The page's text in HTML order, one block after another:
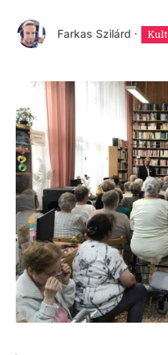
Farkas Szilárd · Kult